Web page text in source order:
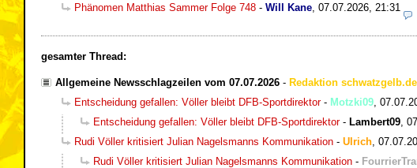
Phänomen Matthias Sammer Folge 748 - Will Kane 07.07.2026, 21:31
gesamter Thread:
Allgemeine Newsschlagzeilen vom 07.07.2026 - Redaktion schwatzgelb.de
Entscheidung gefallen: Völler bleibt DFB-Sportdirektor- Motzki09
Entscheidung gefallen: Völler bleibt DFB-Sportdirektor- Lambert09
Rudi Völler kritisiert Julian Nagelsmanns Kommunikation - Ulrich
Rudi Völler kritisiert Julian Nagelsmanns Kommunikation -